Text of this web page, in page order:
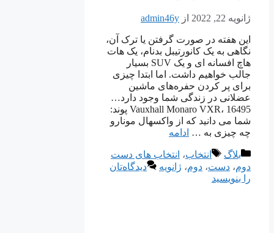
ژانویه 22, 2022 از admin46y
این هفته در صورت گرفتن یا ترک آن،
نگاهی به یک کانورتیبل بدنام، یک هات
هاچ افسانه ای و یک SUV بسیار
جالب خواهیم داشت. اما ابتدا چیزی
برای پر کردن حفره‌های ماشین
عضلانی در زندگی شما وجود دارد…
Vauxhall Monaro VXR، 16495 پوند:
شما می دانید که از واکسهال مونارو
چه چیزی به … ادامه
دسته‌ها
بلاگ برچسب‌ها
انتخاب، انتخاب های دست
دوم، دست، دوم، ژانویه
دیدگاه‌تان
را بنویسید